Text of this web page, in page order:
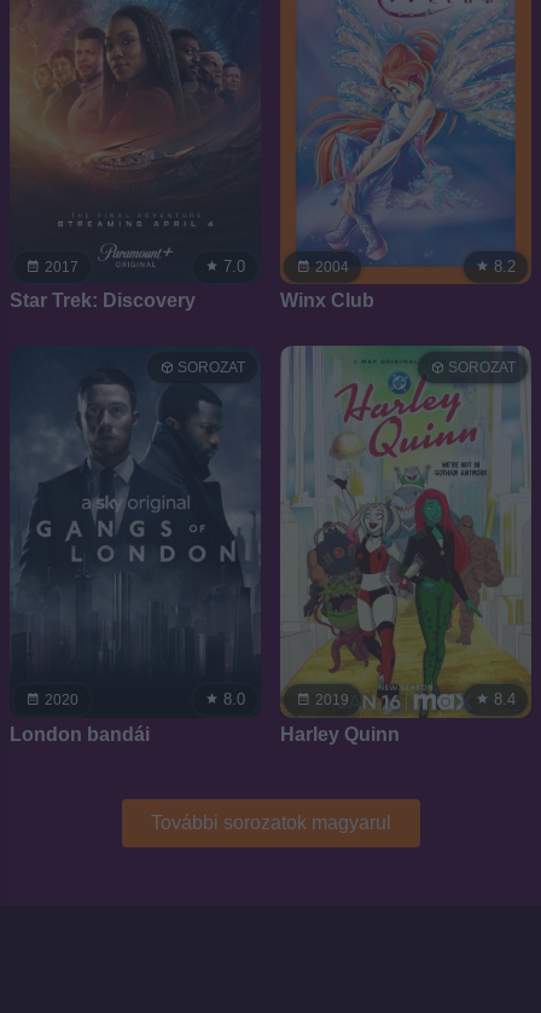
2017 7.0
Star Trek: Discovery
2004 8.2
Winx Club
2020
SOROZAT
8.0
London bandái
2019
SOROZAT
8.4
Harley Quinn
További sorozatok magyarul